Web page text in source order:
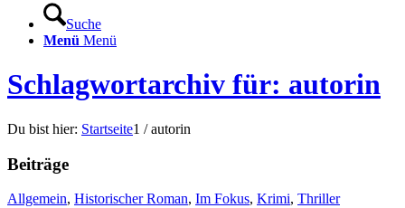
Suche
Menü Menü
Schlagwortarchiv für: autorin
Du bist hier: Startseite1 / autorin
Beiträge
Allgemein, Historischer Roman, Im Fokus, Krimi, Thriller